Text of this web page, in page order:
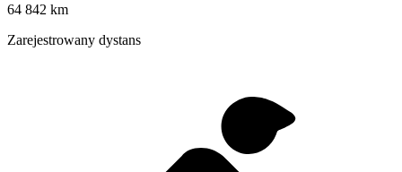
64 842 km
Zarejestrowany dystans